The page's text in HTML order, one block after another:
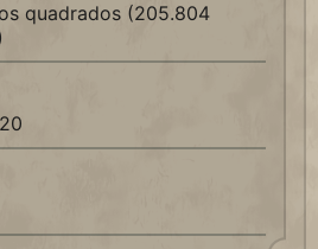
quadrados (205.804